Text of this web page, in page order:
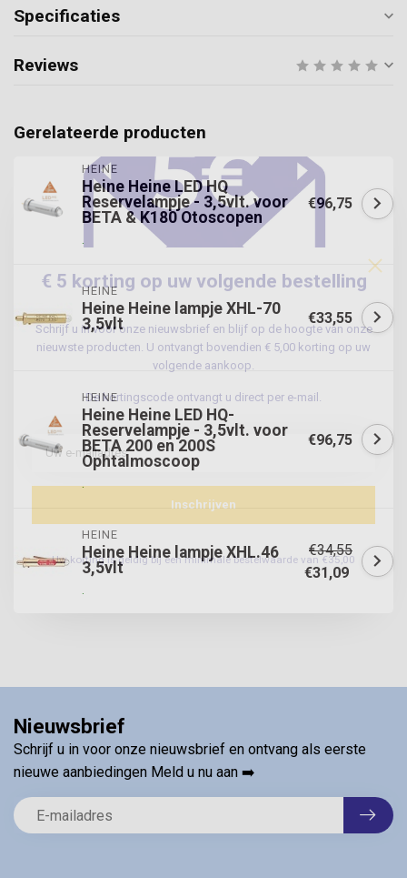
Specificaties
Reviews
Gerelateerde producten
HEINE
Heine Heine LED HQ
Reservelampje - 3,5vlt. voor
BETA & K180 Otoscopen
.
€96,75
HEINE
Heine Heine lampje XHL-70
3,5vlt
Niet op voorraad
€33,55
HEINE
Heine Heine LED HQ-
Reservelampje - 3,5vlt. voor
BETA 200 en 200S
Ophtalmoscoop
.
€96,75
HEINE
Heine Heine lampje XHL.46
3,5vlt
.
€34,55
€31,09
Nieuwsbrief
Schrijf u in voor onze nieuwsbrief en ontvang als eerste
nieuwe aanbiedingen Meld u nu aan ➡️
€ 5 korting op uw volgende bestelling
Schrijf u in voor onze nieuwsbrief en blijf op de hoogte van onze
nieuwste producten. U ontvangt bovendien € 5,00 korting op uw
volgende aankoop.
De kortingscode ontvangt u direct per e-mail.
Inschrijven
Uw korting is geldig bij een minimale bestelwaarde van €35,00